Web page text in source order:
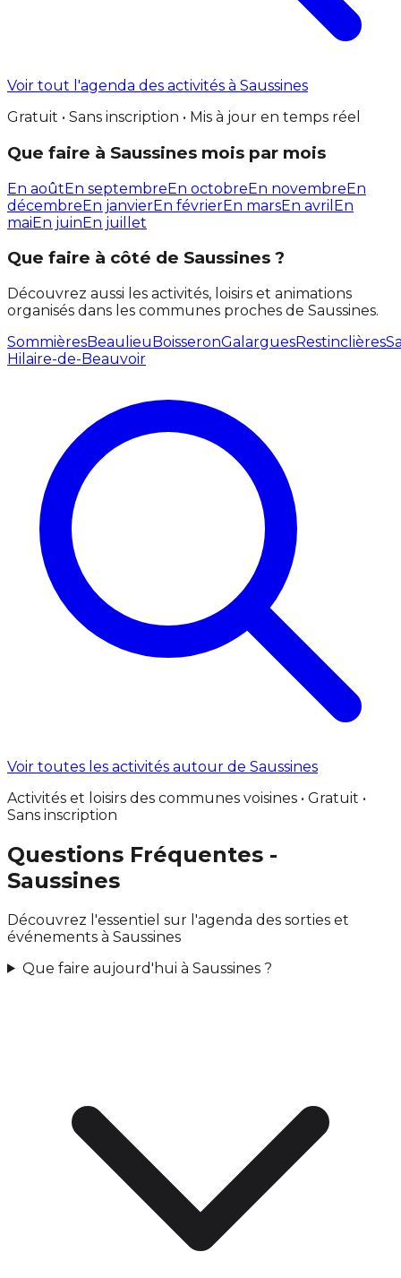
Voir tout l'agenda des activités à Saussines
Gratuit • Sans inscription • Mis à jour en temps réel
Que faire à Saussines mois par mois
En aoûtEn septembreEn octobreEn novembreEn
décembreEn janvierEn févrierEn marsEn avril En
maiEn juinEn juillet
Que faire à côté de Saussines ?
Découvrez aussi les activités, loisirs et animations
organisés dans les communes proches de Saussines.
SommièresBeaulieuBoisseronGalarguesRestinclières
Hilaire-de-Beauvoir
Voir toutes les activités autour de Saussines
Activités et loisirs des communes voisines • Gratuit •
Sans inscription
Questions Fréquentes -
Saussines
Découvrez l'essentiel sur l'agenda des sorties et
événements à Saussines
Que faire aujourd'hui à Saussines ?